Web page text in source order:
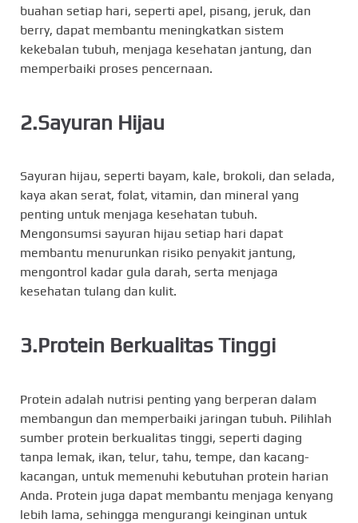
buahan setiap hari, seperti apel, pisang, jeruk, dan
berry, dapat membantu meningkatkan sistem
kekebalan tubuh, menjaga kesehatan jantung, dan
memperbaiki proses pencernaan.
2.Sayuran Hijau
Sayuran hijau, seperti bayam, kale, brokoli, dan selada,
kaya akan serat, folat, vitamin, dan mineral yang
penting untuk menjaga kesehatan tubuh.
Mengonsumsi sayuran hijau setiap hari dapat
membantu menurunkan risiko penyakit jantung,
mengontrol kadar gula darah, serta menjaga
kesehatan tulang dan kulit.
3.Protein Berkualitas Tinggi
Protein adalah nutrisi penting yang berperan dalam
membangun dan memperbaiki jaringan tubuh. Pilihlah
sumber protein berkualitas tinggi, seperti daging
tanpa lemak, ikan, telur, tahu, tempe, dan kacang-
kacangan, untuk memenuhi kebutuhan protein harian
Anda. Protein juga dapat membantu menjaga kenyang
lebih lama, sehingga mengurangi keinginan untuk